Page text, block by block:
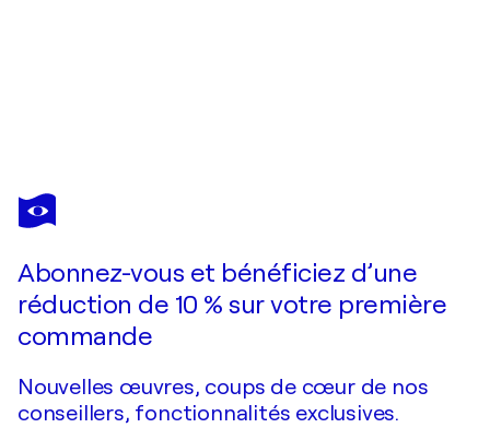
SILVIA MENDE
Bienenfresser
Abonnez-vous et bénéficiez d’une
réduction de 10 % sur votre première
commande
Nouvelles œuvres, coups de cœur de nos
conseillers, fonctionnalités exclusives.